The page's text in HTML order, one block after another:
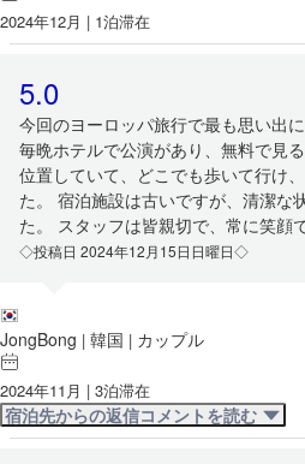
2024年12月 | 1泊滞在
5.0
今回のヨーロッパ旅行で最も思い出
毎晩ホテルで公演があり、無料で見
位置していて、どこでも歩いて行け
た。 宿泊施設は古いですが、清潔な
た。 スタッフは皆親切で、常に笑顔
◇投稿日 2024年12月15日日曜日◇
JongBong | 韓国 | カップル
2024年11月 | 3泊滞在
宿泊先からの返信コメントを読む